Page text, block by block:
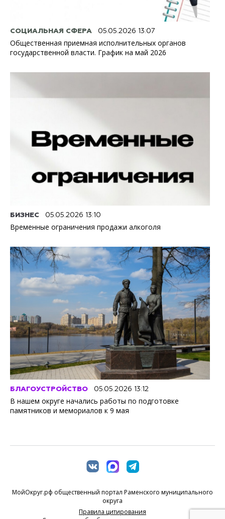
СОЦИАЛЬНАЯ СФЕРА 05.05.2026 13:07
Общественная приемная исполнительных органов
государственной власти. График на май 2026
БИЗНЕС 05.05.2026 13:10
Временные ограничения продажи алкоголя
БЛАГОУСТРОЙСТВО 05.05.2026 13:12
В нашем округе начались работы по подготовке
памятников и мемориалов к 9 мая
МойОкруг.рф общественный портал Раменского муниципального
округа
Правила цитирования